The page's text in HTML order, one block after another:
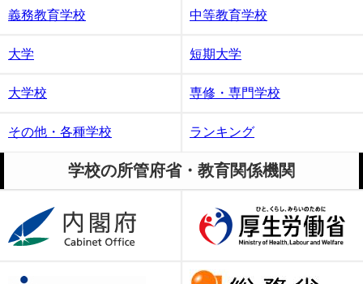
義務教育学校 中等教育学校
大学 短期大学
大学校 専修・専門学校
その他・各種学校 ランキング
学校の所管府省・教育関係機関